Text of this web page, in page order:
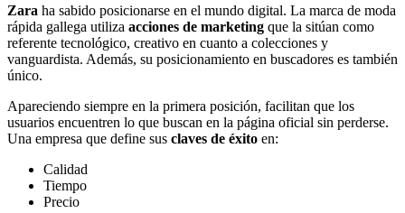
Zara ha sabido posicionarse en el mundo digital. La marca de moda
rápida gallega utiliza acciones de marketing que la sitúan como
referente tecnológico, creativo en cuanto a colecciones y
vanguardista. Además, su posicionamiento en buscadores es también
único.
Apareciendo siempre en la primera posición, facilitan que los
usuarios encuentren lo que buscan en la página oficial sin perderse.
Una empresa que define sus claves de éxito en:
Calidad
Tiempo
Precio